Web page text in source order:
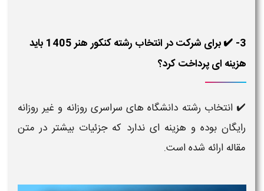
3- ✔️ برای شرکت در انتخاب رشته کنکور هنر 1405 باید
هزینه ای پرداخت کرد؟
✔️ انتخاب رشته دانشگاه های سراسری روزانه و غیر روزانه
رایگان بوده و هزینه ای ندارد که جزئیات بیشتر در متن
مقاله ارائه شده است.